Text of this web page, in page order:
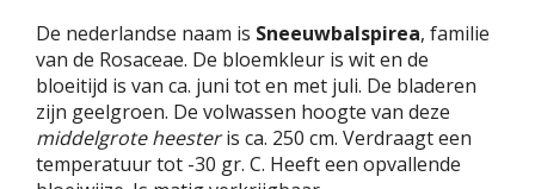
De nederlandse naam is Sneeuwbalspirea, familie
van de Rosaceae. De bloemkleur is wit en de
bloeitijd is van ca. juni tot en met juli. De bladeren
zijn geelgroen. De volwassen hoogte van deze
middelgrote heesteris ca. 250 cm. Verdraagt een
temperatuur tot -30 gr. C. Heeft een opvallende